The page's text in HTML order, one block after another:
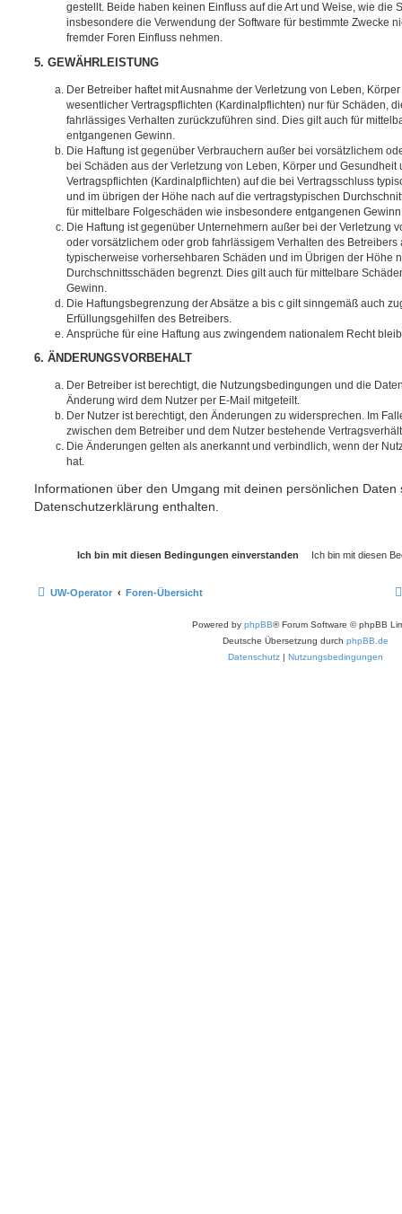
gestellt. Beide haben keinen Einfluss auf die Art und Weise, wie die
insbesondere die Verwendung der Software für bestimmte Zwecke
fremder Foren Einfluss nehmen.
5. GEWÄHRLEISTUNG
Der Betreiber haftet mit Ausnahme der Verletzung von Leben,
wesentlicher Vertragspflichten (Kardinalpflichten) nur für Schäden,
fahrlässiges Verhalten zurückzuführen sind. Dies gilt auch für
entgangenen Gewinn.
Die Haftung ist gegenüber Verbrauchern außer bei vorsätzlichem
bei Schäden aus der Verletzung von Leben, Körper und
Vertragspflichten (Kardinalpflichten) auf die bei Vertragsschluss
und im übrigen der Höhe nach auf die vertragstypischen
für mittelbare Folgeschäden wie insbesondere entgangenen
Die Haftung ist gegenüber Unternehmern außer bei der Verletzung
oder vorsätzlichem oder grob fahrlässigem Verhalten des Betreibers
typischerweise vorhersehbaren Schäden und im Übrigen der Höhe
Durchschnittsschäden begrenzt. Dies gilt auch für mittelbare
Gewinn.
Die Haftungsbegrenzung der Absätze a bis c gilt sinngemäß auch
Erfüllungsgehilfen des Betreibers.
Ansprüche für eine Haftung aus zwingendem nationalem Recht
6. ÄNDERUNGSVORBEHALT
Der Betreiber ist berechtigt, die Nutzungsbedingungen und die
Änderung wird dem Nutzer per E-Mail mitgeteilt.
Der Nutzer ist berechtigt, den Änderungen zu widersprechen. Im
zwischen dem Betreiber und dem Nutzer bestehende
Die Änderungen gelten als anerkannt und verbindlich, wenn der
hat.
Informationen über den Umgang mit deinen persönlichen Daten
Datenschutzerklärung enthalten.
UW-Operator Foren-Übersicht
Powered by phpBB® Forum Software © phpBB
Deutsche Übersetzung durch phpBB.de
Datenschutz | Nutzungsbedingungen